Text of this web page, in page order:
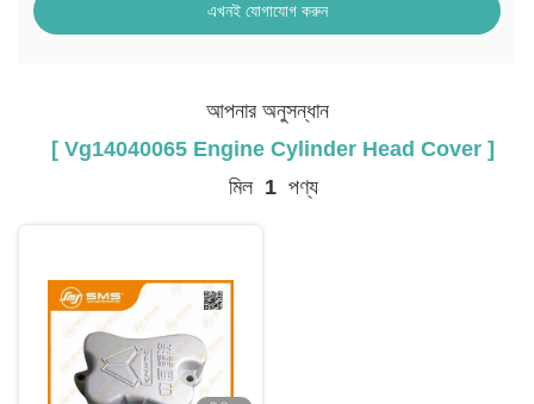
এখনই যোগাযোগ করুন
আপনার অনুসন্ধান
[ Vg14040065 Engine Cylinder Head Cover ]
মিল 1পণ্য